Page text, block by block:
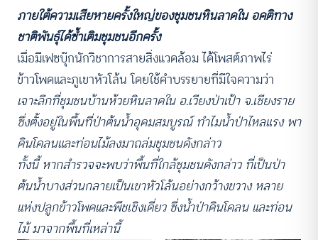
ภายใต้ความเสียหายครั้งใหญ่ของชุมชนหินลาดใน อคติทาง
ชาติพันธุ์ได้ซ้ำเติมชุมชนอีกครั้ง
เมื่อมีเฟซบุ๊กนักวิชาการสายสิ่งแวดล้อม ได้โพสต์ภาพไร่
ข้าวโพดและภูเขาหัวโล้น โดยใช้คำบรรยายที่มีใจความว่า
เจาะลึกที่ชุมชนบ้านห้วยหินลาดใน อ.เวียงป่าเป้า จ.เชียงราย
ซึ่งตั้งอยู่ในพื้นที่ป่าต้นน้ำอุดมสมบูรณ์ ทำไมน้ำป่าไหลแรง พา
ดินโคลนและท่อนไม้ลงมาถล่มชุมชนดังกล่าว
ทั้งนี้ หากสำรวจจะพบว่าพื้นที่ใกล้ชุมชนดังกล่าว ที่เป็นป่า
ต้นน้ำบางส่วนกลายเป็นเขาหัวโล้นอย่างกว้างขวาง หลาย
แห่งปลูกข้าวโพดและพืชเชิงเดี่ยว ซึ่งน้ำป่าดินโคลน และท่อน
ไม้ มาจากพื้นที่เหล่านี้